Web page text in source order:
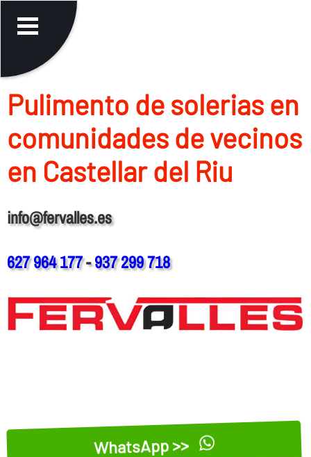
Pulimento de solerias en
comunidades de vecinos
en Castellar del Riu
info@fervalles.es
627 964 177-937 299 718
WhatsApp >>